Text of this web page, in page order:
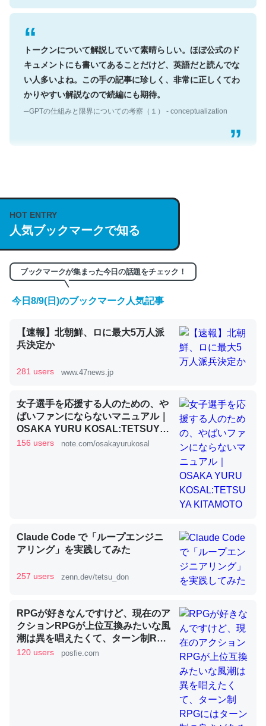
トークンについて解説していて素晴らしい。ほぼ公式のド
キュメントにも書いてあることだけど、英語だと読んでな
い人多いよね。この手の記事に珍しく、非常に正しくてわ
かりやすい解説なので続編にも期待。
説してる記事が少ないので貴重な良記事。/続編来た
https://isobe324649.hatenablog.com/entry/2023/03/27
/064121
─GPTの仕組みと限界についての考察（１） - conceptualization
くらい。小説でいう「ずっと前の伏線」は回収されないけ
ど、短期記憶というには多い分量。進化すればするほど分
昆虫ってカルシウム少ないのか。知らんかった。調べたら
コオロギのカルシウム分はエビの600分の1程度。
─ニュース :: 【研究発表】昆虫学の大問題＝「昆虫はなぜ海にいな
論文では「淡水はカルシウムも酸素も不足してて両方に不
利だから両方が拮抗してるのでは」とあって面白い。海に
ずキチンを強化してる筈だが、酵素が違うのか？
─ニュース :: 【研究発表】昆虫学の大問題＝「昆虫はなぜ海にいな
いのか」に関する新仮説
これを元に考えるとカルシウムを大量に使う脊椎動物と貝
HOT ENTRY
人気ブックマークで知る
ブックマークが集まった今日の話題をチェック！
今日8/9(日)のブックマーク人気記事
【速報】北朝鮮、ロに最大5万人派
兵決定か
281 users www.47news.jp
女子選手を応援する人のための、や
ばいファンにならないマニュアル｜
OSAKA YURU KOSAL:TETSUYA
KITAMOTO
156 users note.com/osakayurukosal
Claude Code で「ループエンジニ
アリング」を実践してみた
257 users zenn.dev/tetsu_don
RPGが好きなんですけど、現在のア
クションRPGが上位互換みたいな風
潮は異を唱えたくて、ターン制RPG
にはターン制の良さがあると思って
120 users posfie.com